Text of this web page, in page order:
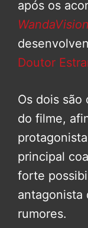
após os
WandaVision
Doutor
Os dois são
do filme,
principal
forte
antagonista
rumores.